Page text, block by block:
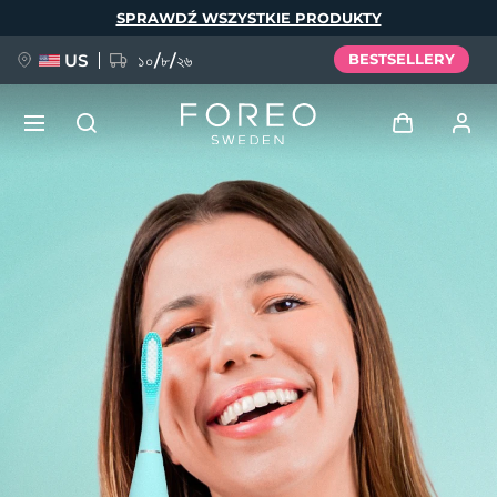
SPRAWDŹ WSZYSTKIE PRODUKTY
US ১০/৮/২৬ BESTSELLERY
Profil użytkownika
Moje urządzenia
Moje zamówienia
Moje adresy
Moje subskrypcje
FAQ™ Pure Beauty-Tech Elixir
BREAKING NEWS
issa™ Teeth Whitening Set
Deutsch
Español
Français
Italiano
Português
Svenska
Русский
简体中文 繁體中文